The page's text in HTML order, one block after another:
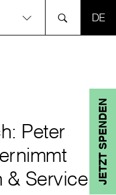
JETZT SPENDEN
Peter
& Service